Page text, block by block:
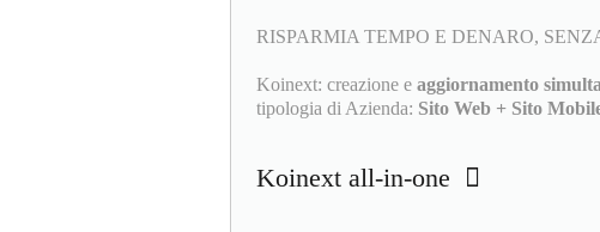
RISPARMIA TEMPO E DENARO,
Koinext: creazione e aggiornamento
tipologia di Azienda: Sito Web + Sito
Koinext all-in-one